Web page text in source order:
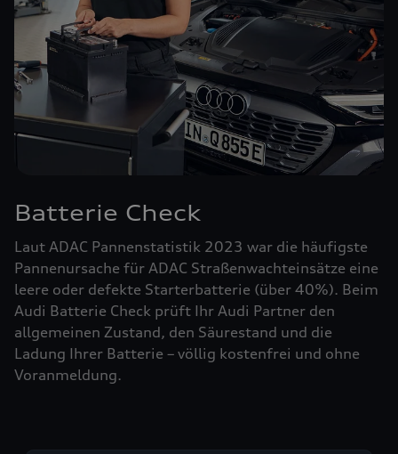
Batterie Check
Laut ADAC Pannenstatistik 2023 war die häufigste
Pannenursache für ADAC Straßenwachteinsätze eine
leere oder defekte Starterbatterie (über 40%). Beim
Audi Batterie Check prüft Ihr Audi Partner den
allgemeinen Zustand, den Säurestand und die
Ladung Ihrer Batterie – völlig kostenfrei und ohne
Voranmeldung.